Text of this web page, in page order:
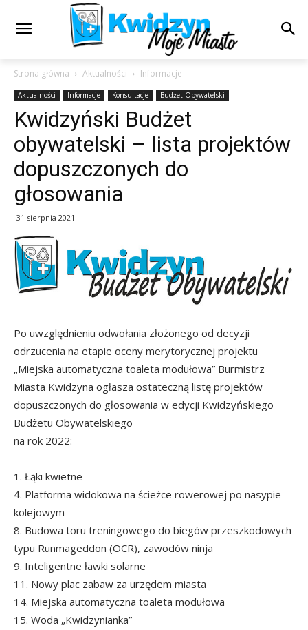
Strona główna Aktualności Informacje
Aktualności Informacje Konsultacje Budżet Obywatelski
Kwidzyński Budżet
obywatelski – lista projektów
dopuszczonych do
głosowania
31 sierpnia 2021
Po uwzględnieniu odwołania złożonego od decyzji
odrzucenia na etapie oceny merytorycznej projektu
„Miejska automatyczna toaleta modułowa” Burmistrz
Miasta Kwidzyna ogłasza ostateczną listę projektów
dopuszczonych do głosowania w edycji Kwidzyńskiego
Budżetu Obywatelskiego
na rok 2022:
1. Łąki kwietne
4. Platforma widokowa na ścieżce rowerowej po nasypie
kolejowym
8. Budowa toru treningowego do biegów przeszkodowych
typu Runmageddon (OCR), zawodów ninja
9. Inteligentne ławki solarne
11. Nowy plac zabaw za urzędem miasta
14. Miejska automatyczna toaleta modułowa
15. Woda „Kwidzynianka”